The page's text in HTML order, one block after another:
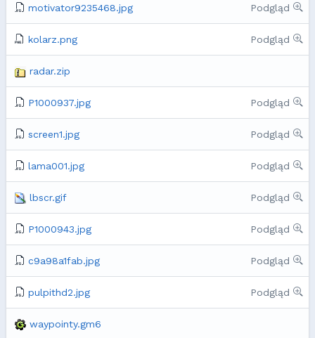
motivator9235468.jpg Podgląd
kolarz.png Podgląd
radar.zip
P1000937.jpg Podgląd
screen1.jpg Podgląd
lama001.jpg Podgląd
lbscr.gif Podgląd
P1000943.jpg Podgląd
c9a98a1fab.jpg Podgląd
pulpithd2.jpg Podgląd
waypointy.gm6